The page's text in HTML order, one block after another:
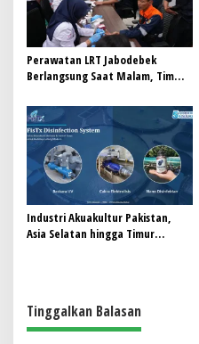
Perawatan LRT Jabodebek
Berlangsung Saat Malam, Tim
Industri Akuakultur Pakistan,
Asia Selatan hingga Timur
Tinggalkan Balasan